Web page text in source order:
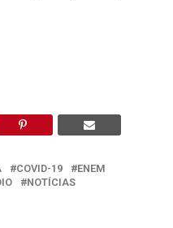
COVID-19
ENEM
NOTÍCIAS